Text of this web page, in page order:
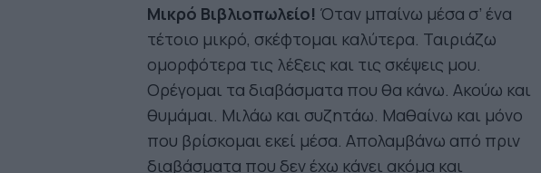
Μικρό Βιβλιοπωλείο! Όταν μπαίνω μέσα σ’ ένα
τέτοιο μικρό, σκέφτομαι καλύτερα. Ταιριάζω
ομορφότερα τις λέξεις και τις σκέψεις μου.
Ορέγομαι τα διαβάσματα που θα κάνω. Ακούω και
θυμάμαι. Μιλάω και συζητάω. Μαθαίνω και μόνο
που βρίσκομαι εκεί μέσα. Απολαμβάνω από πριν
διαβάσματα που δεν έχω κάνει ακόμα και